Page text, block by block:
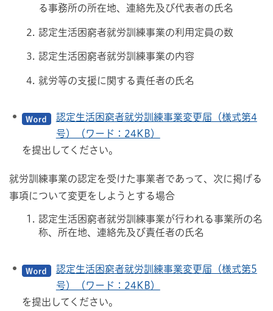
る事務所の所在地、連絡先及び代表者の氏名
認定生活困窮者就労訓練事業の利用定員の数
認定生活困窮者就労訓練事業の内容
就労等の支援に関する責任者の氏名
認定生活困窮者就労訓練事業変更届（様式第4
号）（ワード：24KB）
を提出してください。
就労訓練事業の認定を受けた事業者であって、次に掲げる
事項について変更をしようとする場合
認定生活困窮者就労訓練事業が行われる事業所の名
称、所在地、連絡先及び責任者の氏名
認定生活困窮者就労訓練事業変更届（様式第5
号）（ワード：24KB）
を提出してください。